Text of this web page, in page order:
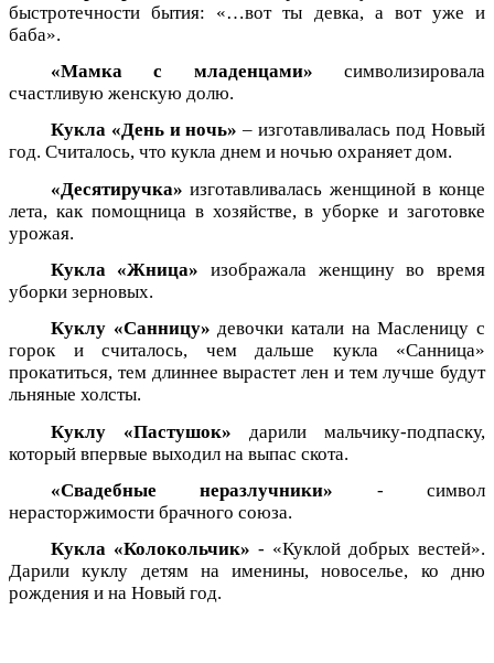
быстротечности бытия: «…вот ты девка, а вот уже и
баба».
«Мамка с младенцами» символизировала
счастливую женскую долю.
Кукла «День и ночь»– изготавливалась под Новый
год. Считалось, что кукла днем и ночью охраняет дом.
«Десятиручка»изготавливалась женщиной в конце
лета, как помощница в хозяйстве, в уборке и заготовке
урожая.
Кукла «Жница»изображала женщину во время
уборки зерновых.
Куклу «Санницу»девочки катали на Масленицу с
горок и считалось, чем дальше кукла «Санница»
прокатиться, тем длиннее вырастет лен и тем лучше будут
льняные холсты.
Куклу «Пастушок» дарили мальчику-подпаску,
который впервые выходил на выпас скота.
«Свадебные неразлучники» - символ
нерасторжимости брачного союза.
Кукла «Колокольчик» - «Куклой добрых вестей».
Дарили куклу детям на именины, новоселье, ко дню
рождения и на Новый год.